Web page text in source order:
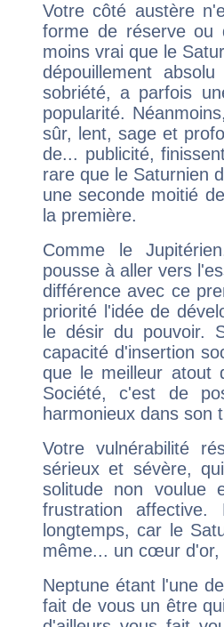
Votre côté austère
forme de réserve
moins vrai que le
dépouillement
sobriété, a parfois
popularité.
sûr, lent, sage et
de... publicité,
rare que le Saturnien
une seconde moitié
la première.
Comme le
pousse à aller vers
différence avec ce
priorité l'idée de
le désir du pouvoir.
capacité d'insertion
que le meilleur atout
Société, c'est de
harmonieux dans son
Votre vulnérabilité
sérieux et sévère,
solitude non voulue
frustration
longtemps, car le
même... un cœur d'or,
Neptune étant l'une
fait de vous un être